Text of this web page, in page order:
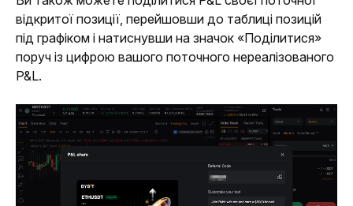
відкритої позиції, перейшовши до таблиці позицій
під графіком і натиснувши на значок «Поділитися»
поруч із цифрою вашого поточного нереалізованого
P&L.